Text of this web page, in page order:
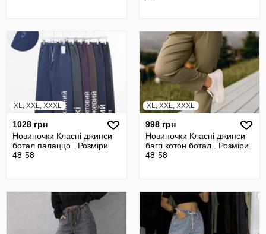
XL, XXL, XXXL
1028 грн
Новиночки Класні джинси
ботал палаццо . Розміри
48-58
XL, XXL, XXXL
998 грн
Новиночки Класні джинси
баггі котон ботал . Розміри
48-58